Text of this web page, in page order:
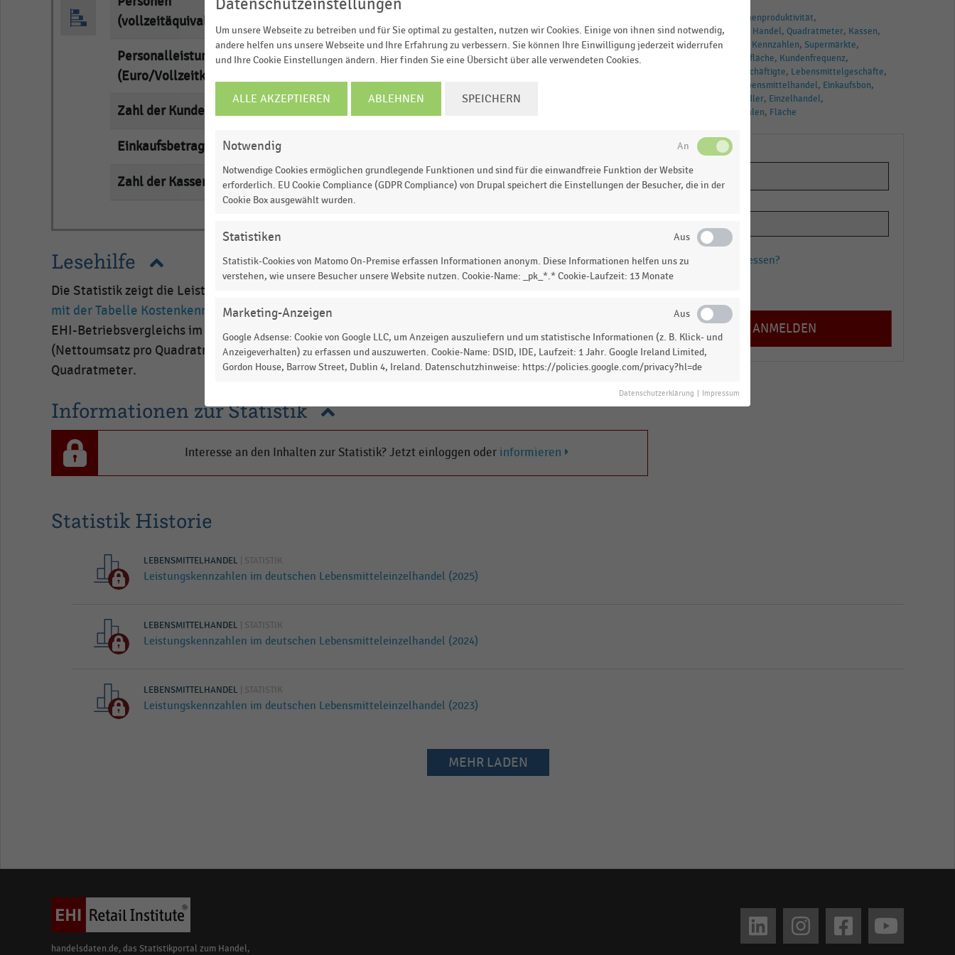
(vollzeitäquivalent)
Personalleistung
(Euro/Vollzeitkraft/Jahr)
empty empty empty empty
Zahl der Kunden p. a.
Einkaufsbetrag (Euro)
Zahl der Kassen empty empty empty empty
JETZT INFORMIEREN
Lesehilfe
Die Statistik zeigt die Leistungskennzahlen der Lebensmittelgeschäfte in Deutschland 2012. Zusammen
mit der Tabelle Kostenkennzahlen im Lebensmitteleinzelhandel
EHI-Betriebsvergleichs im deutschen Lebensmitteleinzelhandel. Die Flächenproduktivität
(Nettoumsatz pro Quadratmeter) der Supermärkte in Deutschland lag im Jahr 2012 bei 5.030 Euro pro
Quadratmeter.
Informationen zur Statistik
Interesse an den Inhalten zur Statistik? Jetzt einloggen oder informieren
Flächenproduktivität
Personalleistung
Handel Quadratmeter Kassen
SB-Warenhäuser
Kennzahlen Supermärkte
Verkaufsfläche Kundenfrequenz
Beschäftigte Lebensmittelgeschäfte
Lebensmittelhandel Einkaufsbon
Lebensmittelhändler Einzelhandel
Leistungskennzahlen Fläche
Passwort vergessen?
Statistik Historie
LEBENSMITTELHANDEL | STATISTIK
Leistungskennzahlen im deutschen Lebensmitteleinzelhandel (2025)
LEBENSMITTELHANDEL | STATISTIK
Leistungskennzahlen im deutschen Lebensmitteleinzelhandel (2024)
LEBENSMITTELHANDEL | STATISTIK
Leistungskennzahlen im deutschen Lebensmitteleinzelhandel (2023)
MEHR LADEN
handelsdaten.de, das Statistikportal zum Handel,
Datenschutzeinstellungen
Um unsere Webseite zu betreiben und für Sie optimal zu gestalten, nutzen wir Cookies. Einige von ihnen sind notwendig,
andere helfen uns unsere Webseite und Ihre Erfahrung zu verbessern. Sie können Ihre Einwilligung jederzeit widerrufen
und Ihre Cookie Einstellungen ändern. Hier finden Sie eine Übersicht über alle verwendeten Cookies.
ALLE AKZEPTIEREN ABLEHNEN SPEICHERN
COOKIE-
EINSTELLUNGEN
Notwendig
Notwendige Cookies ermöglichen grundlegende Funktionen und sind für die einwandfreie Funktion der Website
erforderlich. EU Cookie Compliance (GDPR Compliance) von Drupal speichert die Einstellungen der Besucher, die in der
Cookie Box ausgewählt wurden.
Statistiken
Statistik-Cookies von Matomo On-Premise erfassen Informationen anonym. Diese Informationen helfen uns zu
verstehen, wie unsere Besucher unsere Website nutzen. Cookie-Name: _pk_*.* Cookie-Laufzeit: 13 Monate
Marketing-Anzeigen
Google Adsense: Cookie von Google LLC, um Anzeigen auszuliefern und um statistische Informationen (z. B. Klick- und
Anzeigeverhalten) zu erfassen und auszuwerten. Cookie-Name: DSID, IDE, Laufzeit: 1 Jahr. Google Ireland Limited,
Gordon House, Barrow Street, Dublin 4, Ireland. Datenschutzhinweise: https://policies.google.com/privacy?hl=de
Datenschutzerklärung Impressum